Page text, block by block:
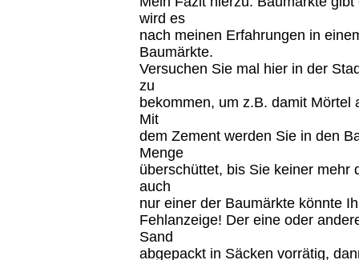
wird es
nach meinen Erfahrungen in
Baumärkte.
Versuchen Sie mal hier in der
zu
bekommen, um z.B. damit
Mit
dem Zement werden Sie in den
Menge
überschüttet, bis Sie keiner mehr
auch
nur einer der Baumärkte könnte
Fehlanzeige! Der eine oder
Sand
abgepackt in Säcken vorrätig,